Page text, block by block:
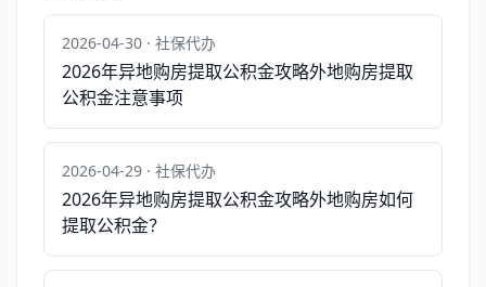
2026-04-30 · 社保代办
2026年异地购房提取公积金攻略外地购房提取
公积金注意事项
2026-04-29 · 社保代办
2026年异地购房提取公积金攻略外地购房如何
提取公积金？